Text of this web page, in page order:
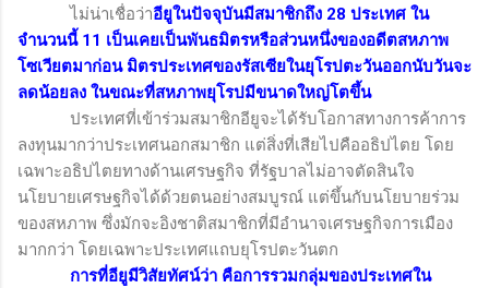
ไม่น่าเชื่อว่าอียูในปัจจุบันมีสมาชิกถึง 28 ประเทศ ใน
จำนวนนี้ 11 เป็นเคยเป็นพันธมิตรหรือส่วนหนึ่งของอดีตสหภาพ
โซเวียตมาก่อน มิตรประเทศของรัสเซียในยุโรปตะวันออกนับวันจะ
ลดน้อยลง ในขณะที่สหภาพยุโรปมีขนาดใหญ่โตขึ้น
ประเทศที่เข้าร่วมสมาชิกอียูจะได้รับโอกาสทางการค้าการ
ลงทุนมากว่าประเทศนอกสมาชิก แต่สิ่งที่เสียไปคืออธิปไตย โดย
เฉพาะอธิปไตยทางด้านเศรษฐกิจ ที่รัฐบาลไม่อาจตัดสินใจ
นโยบายเศรษฐกิจได้ด้วยตนอย่างสมบูรณ์ แต่ขึ้นกับนโยบายร่วม
ของสหภาพ ซึ่งมักจะอิงชาติสมาชิกที่มีอำนาจเศรษฐกิจการเมือง
มากกว่า โดยเฉพาะประเทศแถบยุโรปตะวันตก
การที่อียูมีวิสัยทัศน์ว่า คือการรวมกลุ่มของประเทศใน